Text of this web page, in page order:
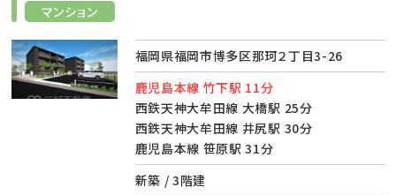
マンション
福岡県福岡市博多区那珂２丁目3-26
鹿児島本線 竹下駅 11分
西鉄天神大牟田線 大橋駅 25分
西鉄天神大牟田線 井尻駅 30分
鹿児島本線 笹原駅 31分
新築 / 3階建